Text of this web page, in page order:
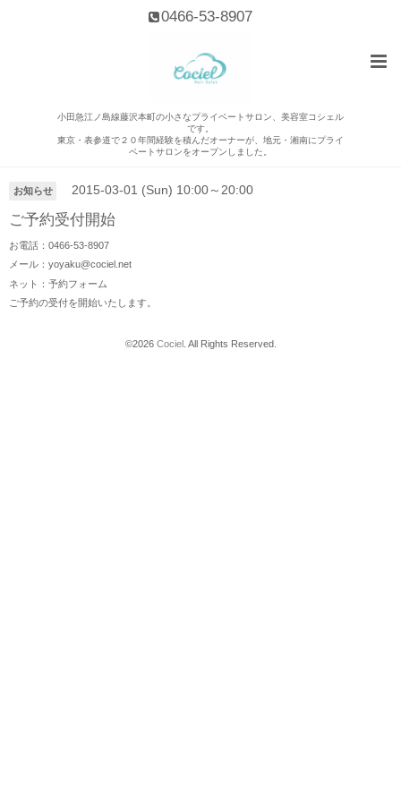
0466-53-8907
小田急江ノ島線藤沢本町の小さなプライベートサロン、美容室コシェル
です。
東京・表参道で２０年間経験を積んだオーナーが、地元・湘南にプライ
ベートサロンをオープンしました。
カレンダー
お知らせ 2015-03-01 (Sun) 10:00～20:00
ご予約受付開始
お電話：0466-53-8907
メール：yoyaku@cociel.net
ネット：予約フォーム
ご予約の受付を開始いたします。
©2026 Cociel. All Rights Reserved.